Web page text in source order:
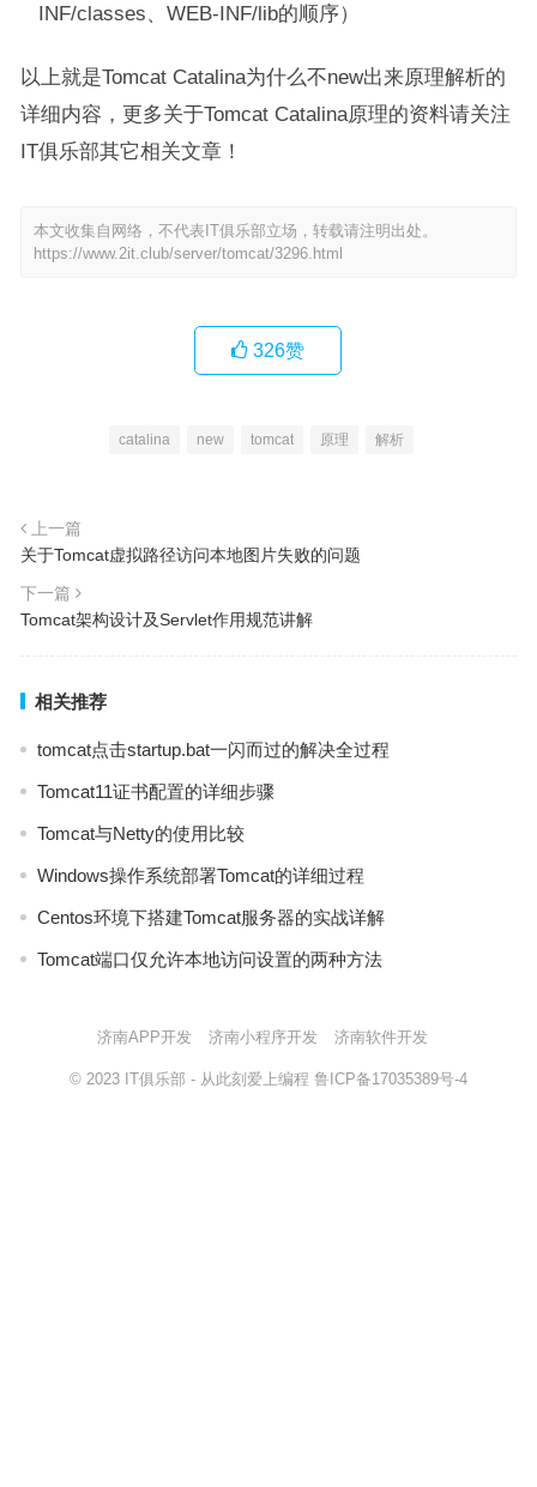
INF/classes、WEB-INF/lib的顺序）
以上就是Tomcat Catalina为什么不new出来原理解析的
详细内容，更多关于Tomcat Catalina原理的资料请关注
IT俱乐部其它相关文章！
本文收集自网络，不代表IT俱乐部立场，转载请注明出处。
https://www.2it.club/server/tomcat/3296.html
326赞
catalina new tomcat 原理 解析
上一篇
关于Tomcat虚拟路径访问本地图片失败的问题
下一篇
Tomcat架构设计及Servlet作用规范讲解
相关推荐
tomcat点击startup.bat一闪而过的解决全过程
Tomcat11证书配置的详细步骤
Tomcat与Netty的使用比较
Windows操作系统部署Tomcat的详细过程
Centos环境下搭建Tomcat服务器的实战详解
Tomcat端口仅允许本地访问设置的两种方法
济南APP开发 济南小程序开发 济南软件开发
© 2023 IT俱乐部 - 从此刻爱上编程 鲁ICP备17035389号-4